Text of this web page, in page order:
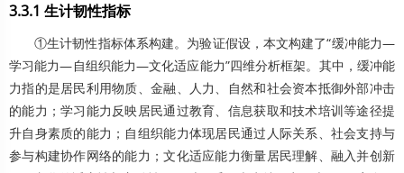
3.3.1 生计韧性指标
①生计韧性指标体系构建。为验证假设，本文构建了“缓冲能力—
学习能力—自组织能力—文化适应能力”四维分析框架。其中，缓冲能
力指的是居民利用物质、金融、人力、自然和社会资本抵御外部冲击
的能力；学习能力反映居民通过教育、信息获取和技术培训等途径提
升自身素质的能力；自组织能力体现居民通过人际关系、社会支持与
参与构建协作网络的能力；文化适应能力衡量居民理解、融入并创新